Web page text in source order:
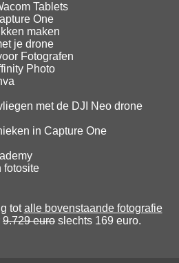
Tablets
One
maken
je drone
Fotografen
Photo
met de DJI Neo drone
in Capture One
fotosite
totalle bovenstaande fotografie
9.729 euro slechts 169 euro.